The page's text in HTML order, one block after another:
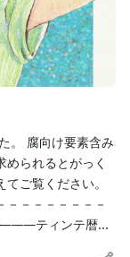
。 腐向け要素含み
られるとがっく
ご覧ください。
－－－－－－－－
―――ティンテ暦...